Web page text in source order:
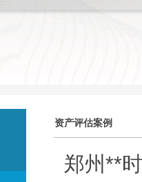
资产评估案例
郑州**